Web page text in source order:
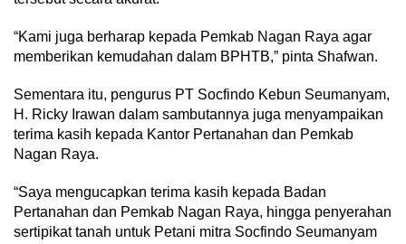
“Kami juga berharap kepada Pemkab Nagan Raya agar
memberikan kemudahan dalam BPHTB,” pinta Shafwan.
Sementara itu, pengurus PT Socfindo Kebun Seumanyam,
H. Ricky Irawan dalam sambutannya juga menyampaikan
terima kasih kepada Kantor Pertanahan dan Pemkab
Nagan Raya.
“Saya mengucapkan terima kasih kepada Badan
Pertanahan dan Pemkab Nagan Raya, hingga penyerahan
sertipikat tanah untuk Petani mitra Socfindo Seumanyam